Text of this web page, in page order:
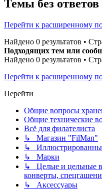
Темы без ответов
Перейти к расширенному
Найдено 0 результатов •
Подходящих тем или
Найдено 0 результатов •
Перейти к расширенному
Перейти
Общие вопросы
Общие технические
Всё для филателиста
↳ Магазин "FilMan"
↳
↳ Марки
↳ Целые и цельные
конверты,
↳ Аксессуары